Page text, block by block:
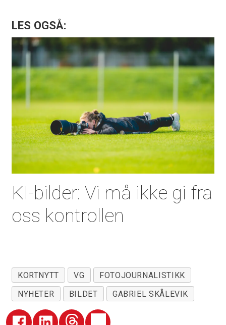
LES OGSÅ:
KI-bilder: Vi må ikke gi fra
oss kontrollen
KORTNYTT VG
FOTOJOURNALISTIKK
NYHETER
BILDET GABRIEL SKÅLEVIK